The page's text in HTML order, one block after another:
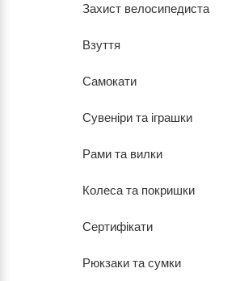
Захист велосипедиста
Взуття
Самокати
Сувеніри та іграшки
Рами та вилки
Колеса та покришки
Сертифікати
Рюкзаки та сумки